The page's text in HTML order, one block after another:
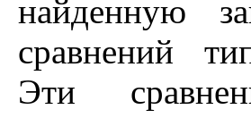
найденную
сравнений
Эти